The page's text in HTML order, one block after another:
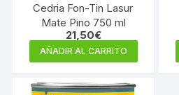
Cedria Fon-Tin Lasur
Mate Pino 750 ml
21,50€
AÑADIR AL CARRITO